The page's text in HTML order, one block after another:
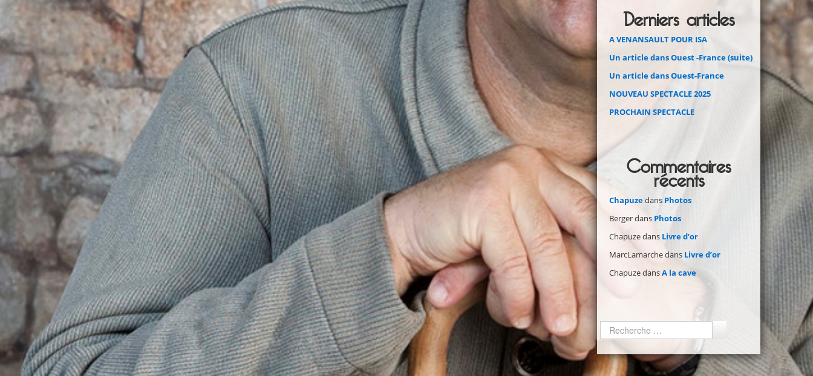
Derniers articles
A VENANSAULT POUR ISA
Un article dans Ouest -France (suite)
Un article dans Ouest-France
NOUVEAU SPECTACLE 2025
PROCHAIN SPECTACLE
Commentaires
récents
Chapuzedans Photos
Bergerdans Photos
Chapuzedans Livre d’or
MarcLamarchedans Livre d’or
ChapuzedansA la cave